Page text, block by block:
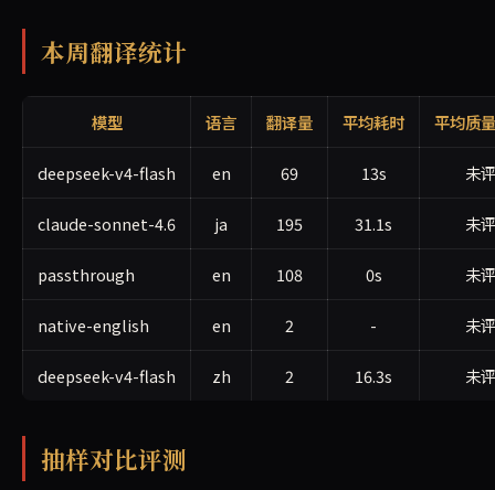
本周翻译统计
模型 语言 翻译量 平均耗时 平均质
deepseek-v4-flash en 69 13s 未评
claude-sonnet-4.6 ja 195 31.1s 未评
passthrough en 108 0s 未评
native-english en 2 - 未评
deepseek-v4-flash zh 2 16.3s 未评
抽样对比评测